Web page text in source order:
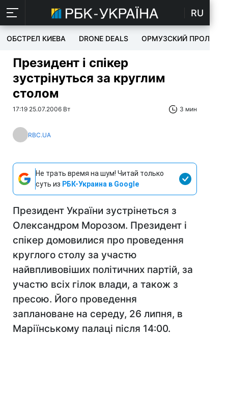
RU
ОБСТРЕЛ КИЕВА DRONE DEALS ОРМУЗСКИЙ ПРОЛИВ
Президент і спікер
зустрінуться за круглим
столом
17:19 25.07.2006 Вт 3 мин
RBC.UA
Не трать время на шум! Читай только
суть из РБК-Украина в Google
Президент України зустрінеться з
Олександром Морозом. Президент і
спікер домовилися про проведення
круглого столу за участю
найвпливовіших політичних партій, за
участю всіх гілок влади, а також з
пресою. Його проведення
заплановане на середу, 26 липня, в
Маріїнському палаці після 14:00.